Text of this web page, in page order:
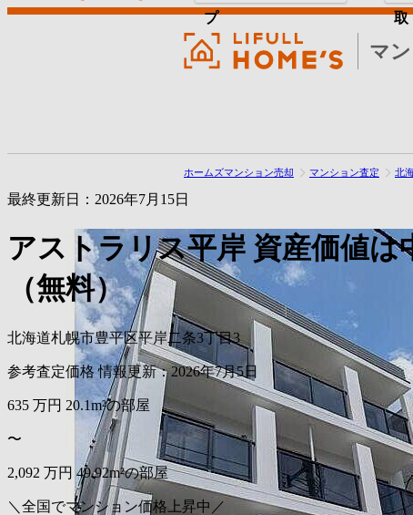
マ
プ 取
ホームズマンション売却 マンション査定 北
最終更新日：2026年7月15日
アストラリス平岸 資産価値は
（無料）
北海道札幌市豊平区平岸二条3丁目3
参考査定価格 情報更新：2026年7月5日
635 万円 20.1m²の部屋
〜
2,092 万円 49.92m²の部屋
＼全国でマンション価格上昇中／